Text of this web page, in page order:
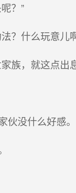
？”
？什么玩意儿
族，就这点出
没什么好感。